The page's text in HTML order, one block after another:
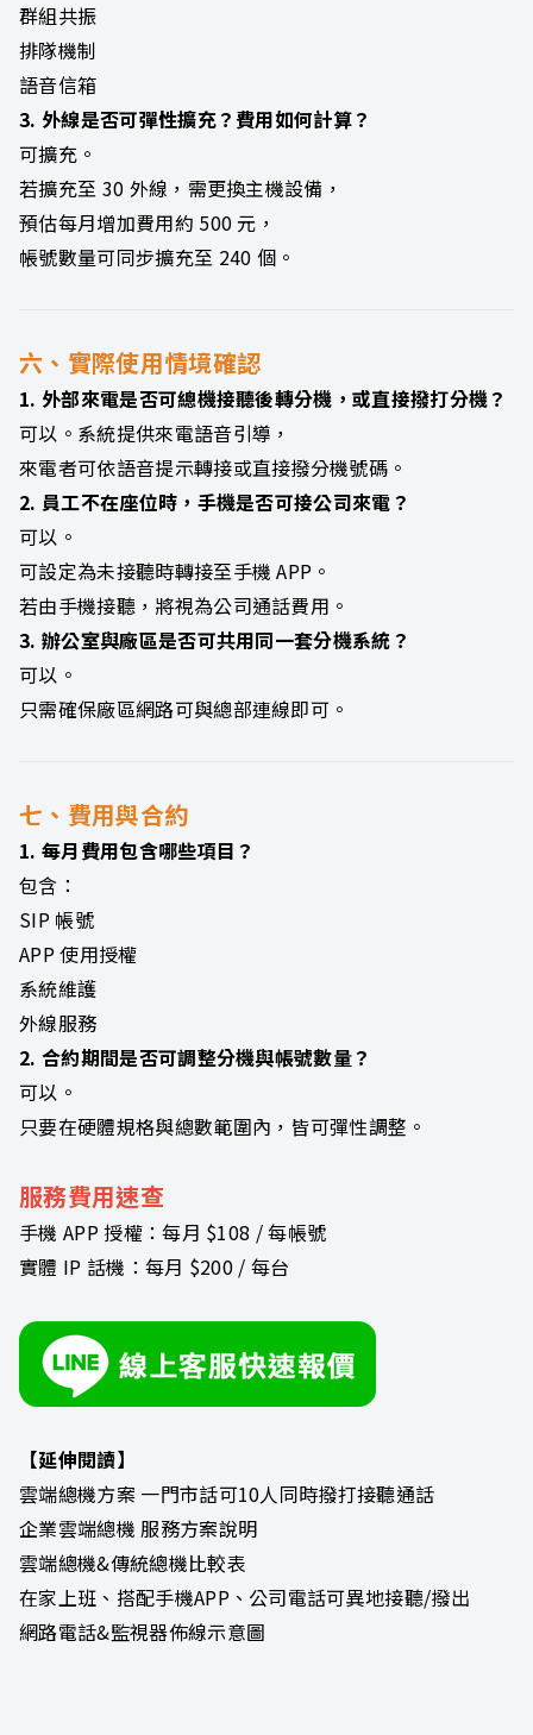
群組共振
排隊機制
語音信箱
3. 外線是否可彈性擴充？費用如何計算？
可擴充。
若擴充至 30 外線，需更換主機設備，
預估每月增加費用約 500 元，
帳號數量可同步擴充至 240 個。
六、實際使用情境確認
1. 外部來電是否可總機接聽後轉分機，或直接撥打分機？
可以。系統提供來電語音引導，
來電者可依語音提示轉接或直接撥分機號碼。
2. 員工不在座位時，手機是否可接公司來電？
可以。
可設定為未接聽時轉接至手機 APP。
若由手機接聽，將視為公司通話費用。
3. 辦公室與廠區是否可共用同一套分機系統？
可以。
只需確保廠區網路可與總部連線即可。
七、費用與合約
1. 每月費用包含哪些項目？
包含：
SIP 帳號
APP 使用授權
系統維護
外線服務
2. 合約期間是否可調整分機與帳號數量？
可以。
只要在硬體規格與總數範圍內，皆可彈性調整。
服務費用速查
手機 APP 授權：每月 $108 / 每帳號
實體 IP 話機：每月 $200 / 每台
【延伸閱讀】
雲端總機方案 一門市話可10人同時撥打接聽通話
企業雲端總機 服務方案說明
雲端總機&傳統總機比較表
在家上班、搭配手機APP、公司電話可異地接聽/撥出
網路電話&監視器佈線示意圖